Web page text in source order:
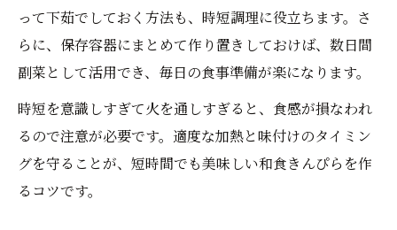
って下茹でしておく方法も、時短調理に役立ちます。さ
らに、保存容器にまとめて作り置きしておけば、数日間
副菜として活用でき、毎日の食事準備が楽になります。
時短を意識しすぎて火を通しすぎると、食感が損なわれ
るので注意が必要です。適度な加熱と味付けのタイミン
グを守ることが、短時間でも美味しい和食きんぴらを作
るコツです。